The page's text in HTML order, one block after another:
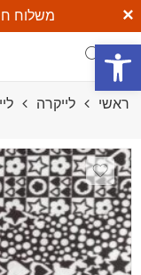
פתח סרגל נגישות
משלוח חינם ומהיר בכל
ראשי לייקרה
משלוח חינם ×